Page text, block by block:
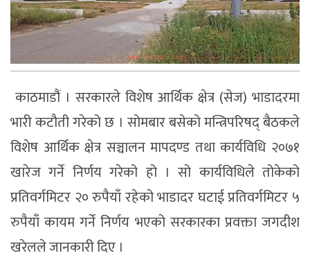
काठमाडौं । सरकारले विशेष आर्थिक क्षेत्र (सेज) भाडादरमा
भारी कटौती गरेको छ । सोमबार बसेको मन्त्रिपरिषद् बैठकले
विशेष आर्थिक क्षेत्र सञ्चालन मापदण्ड तथा कार्यविधि २०७१
खारेज गर्ने निर्णय गरेको हो । सो कार्यविधिले तोकेको
प्रतिवर्गमिटर २० रुपैयाँ रहेको भाडादर घटाई प्रतिवर्गमिटर ५
रुपैयाँ कायम गर्ने निर्णय भएको सरकारका प्रवक्ता जगदीश
खरेलले जानकारी दिए ।